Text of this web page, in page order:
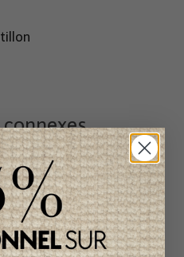
Item
unique
-50%